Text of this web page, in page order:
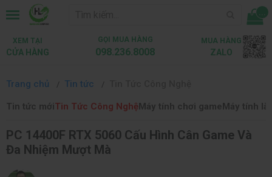
...
XEM TẠI
CỬA HÀNG
GỌI MUA HÀNG
098.236.8008
MUA HÀNG
ZALO
Trang chủ Tin tức
Tin tức mớiTin Tức Công NghệMáy tính chơi gameMáy tính
PC 14400F RTX 5060 Cấu Hình Cân Game Và
Đa Nhiệm Mượt Mà